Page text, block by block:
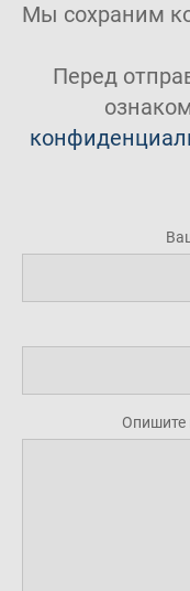
Мы сохраним
Перед
Опишите